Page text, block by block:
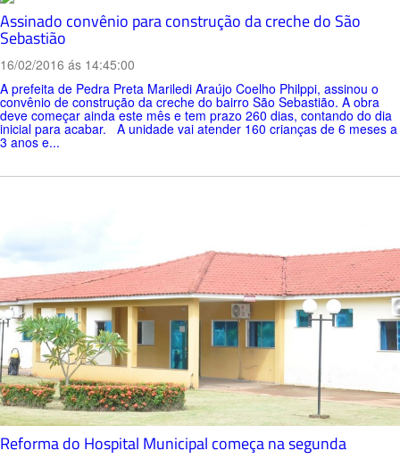
Assinado convênio para construção da creche do São
Sebastião
16/02/2016 ás 14:45:00
A prefeita de Pedra Preta Mariledi Araújo Coelho Philppi, assinou o
convênio de construção da creche do bairro São Sebastião. A obra
deve começar ainda este mês e tem prazo 260 dias, contando do dia
inicial para acabar. A unidade vai atender 160 crianças de 6 meses a
3 anos e...
Reforma do Hospital Municipal começa na segunda